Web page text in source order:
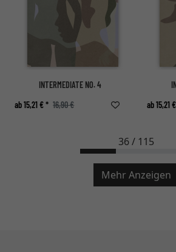
INTERMEDIATE NO. 4
ab 15,21 € * 16,90 €
ab 15,21
36 / 115
Mehr Anzeigen